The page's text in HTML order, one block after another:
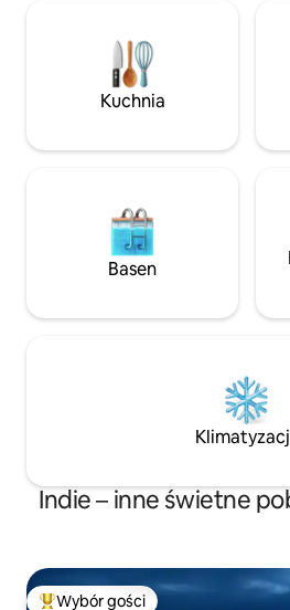
Twojej osobistej dyspozycji. Kopuła
znajduje się na podwyższonym
dzięki czemu możesz cieszyć się
wspaniałymi widokami na góry i
do Twojej przestrzeni.
Kuchnia
Basen
Indie – inne świetne
Wybór gości